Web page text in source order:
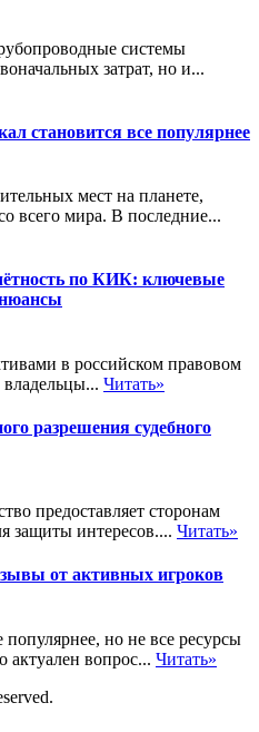
системы
затрат, но и...
становится все популярнее
мест на планете,
всего мира. В последние...
по КИК: ключевые
в российском правовом
владельцы... Читать»
разрешения судебного
предоставляет сторонам
защиты интересов.... Читать»
от активных игроков
но не все ресурсы
вопрос... Читать»